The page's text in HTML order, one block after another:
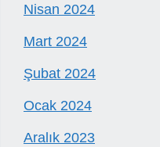
Nisan 2024
Mart 2024
Şubat 2024
Ocak 2024
Aralık 2023